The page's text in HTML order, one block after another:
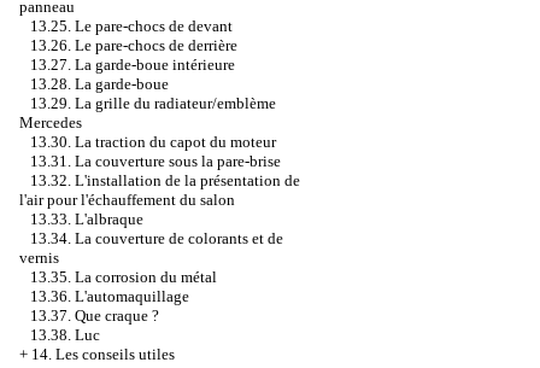
panneau
13.25. Le pare-chocs de devant
13.26. Le pare-chocs de derrière
13.27. La garde-boue intérieure
13.28. La garde-boue
13.29. La grille du radiateur/emblème
Mercedes
13.30. La traction du capot du moteur
13.31. La couverture sous la pare-brise
13.32. L'installation de la présentation de
l'air pour l'échauffement du salon
13.33. L'albraque
13.34. La couverture de colorants et de
vernis
13.35. La corrosion du métal
13.36. L'automaquillage
13.37. Que craque ?
13.38. Luc
+ 14. Les conseils utiles